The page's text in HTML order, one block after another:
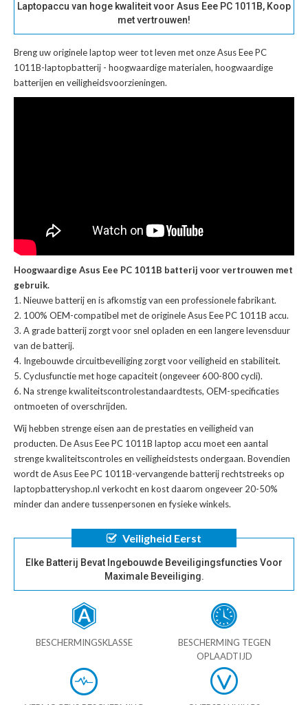
Laptopaccu van hoge kwaliteit voor Asus Eee PC 1011B, Koop
met vertrouwen!
Breng uw originele laptop weer tot leven met onzeAsus Eee PC
1011B-laptopbatterij - hoogwaardige materialen, hoogwaardige
batterijen en veiligheidsvoorzieningen.
Hoogwaardige Asus Eee PC 1011B batterij voor vertrouwen met
gebruik.
Nieuwe batterij en is afkomstig van een professionele fabrikant.
100% OEM-compatibel met deoriginele Asus Eee PC 1011B accu.
A grade batterij zorgt voor snel opladen en een langere levensduur
van de batterij.
Ingebouwde circuitbeveiliging zorgt voor veiligheid en stabiliteit.
Cyclusfunctie met hoge capaciteit (ongeveer 600-800 cycli).
Na strenge kwaliteitscontrolestandaardtests, OEM-specificaties
ontmoeten of overschrijden.
Wij hebben strenge eisen aan de prestaties en veiligheid van
producten. DeAsus Eee PC 1011B laptop accu moet een aantal
strenge kwaliteitscontroles en veiligheidstests ondergaan. Bovendien
wordt deAsus Eee PC 1011B-vervangende batterijrechtstreeks op
laptopbatteryshop.nl verkocht en kost daarom ongeveer 20-50%
minder dan andere tussenpersonen en fysieke winkels.
Veiligheid Eerst
Elke Batterij Bevat Ingebouwde Beveiligingsfuncties Voor
Maximale Beveiliging.
BESCHERMINGSKLASSE
BESCHERMING TEGEN
OPLAADTIJD